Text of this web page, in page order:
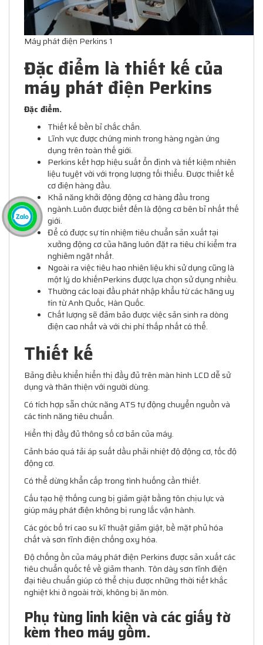
Máy phát điện Perkins 1
Đặc điểm là thiết kế của
máy phát điện Perkins
Đặc điểm.
Thiết kế bền bỉ chắc chắn.
Lĩnh vực được chứng minh trong hàng ngàn ứng
dụng trên toàn thế giới.
Perkins kết hợp hiệu suất ổn định và tiết kiệm nhiên
liệu tuyệt vời với trọng lượng tối thiểu. Được thiết kế
cơ điện hàng đầu.
Khả năng khởi động động cơ hàng đầu trong
ngành.Luôn được biết đến là động cơ bên bỉ nhất thế
giới.
Để có được sự tín nhiệm tiêu chuẩn sản xuất tại
xưởng động cơ của hãng luôn đặt ra tiêu chí kiểm tra
nghiêm ngặt nhất.
Ngoài ra việc tiêu hao nhiên liệu khi sử dụng cũng là
một lý do khiếnPerkins được lựa chọn sử dụng nhiều.
Thường các loại đầu phát nhập khẩu từ các hãng uy
tín từ Anh Quốc, Hàn Quốc.
Chất lượng sẽ đảm bảo được việc sản sinh ra dòng
điện cao nhất và với chi phí thấp nhất có thể.
Thiết kế
Bảng điều khiển hiển thị đầy đủ trên màn hình LCD dễ sử
dụng và thân thiện với người dùng.
Có tích hợp sẵn chức năng ATS tự động chuyển nguồn và
các tính năng tiêu chuẩn.
Hiển thị đầy đủ thông số cơ bản của máy.
Cảnh báo quá tải áp suất dầu phải nhiệt độ động cơ, tốc độ
động cơ.
Có thể dừng khẩn cấp trong tình huống cần thiết.
Cấu tạo hệ thống cung bị giảm giật bằng tôn chịu lực và
giúp máy phát điện không bị rung lắc vận hành.
Các góc bố trí cao su kĩ thuật giảm giật, bề mặt phủ hóa
chất và sơn tĩnh điện chống oxy hóa.
Độ chống ồn của máy phát điện Perkins được sản xuất các
tiêu chuẩn quốc tế về giảm thanh. Tôn dày sơn tĩnh điện
đại tiêu chuẩn giúp có thể chịu được những thời tiết khắc
nghiệt khi ở ngoài trời, không bị ăn mòn.
Phụ tùng linh kiện và các giấy tờ
kèm theo máy gồm.